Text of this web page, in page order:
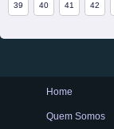
39 40 41 42
Home
Quem Somos